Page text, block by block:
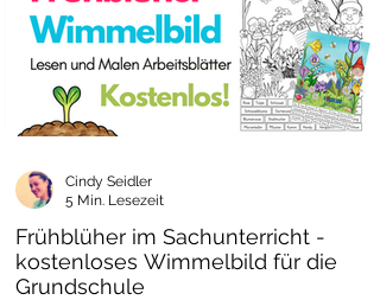
Frühblüher im Sachunterricht -
kostenloses Wimmelbild für die
Grundschule
Cindy Seidler
5 Min. Lesezeit